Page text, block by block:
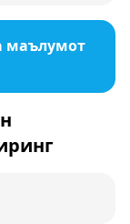
маълумот